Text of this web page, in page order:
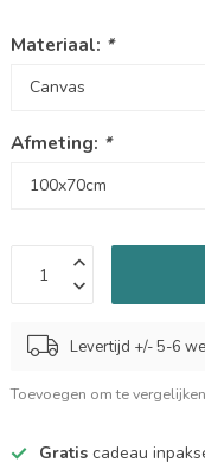
Materiaal: *
Afmeting: *
Levertijd +/- 5-6
Toevoegen om te vergelijken
Gratis cadeau